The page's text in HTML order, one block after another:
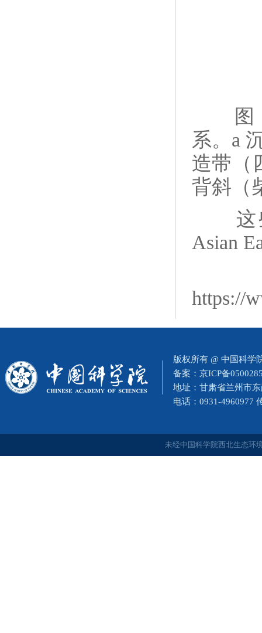
图
系。 a
造带（
背斜（
Asian
https://
版权所有 @ 中国科学
备案： 京ICP备
地址：甘肃省兰州市
电话：0931-4960977
未经中国科学院西北生态环